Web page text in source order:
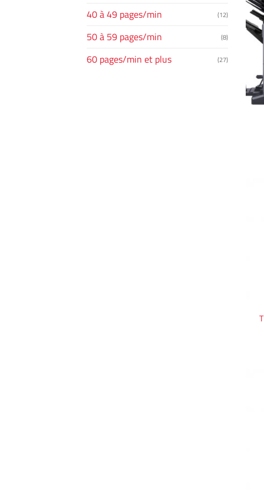
40 à 49 pages/min (12)
50 à 59 pages/min (8)
60 pages/min et plus (27)